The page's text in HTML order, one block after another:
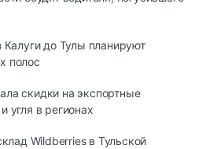
Калуги до Тулы планируют
полос
скидки на экспортные
угля в регионах
Wildberries в Тульской